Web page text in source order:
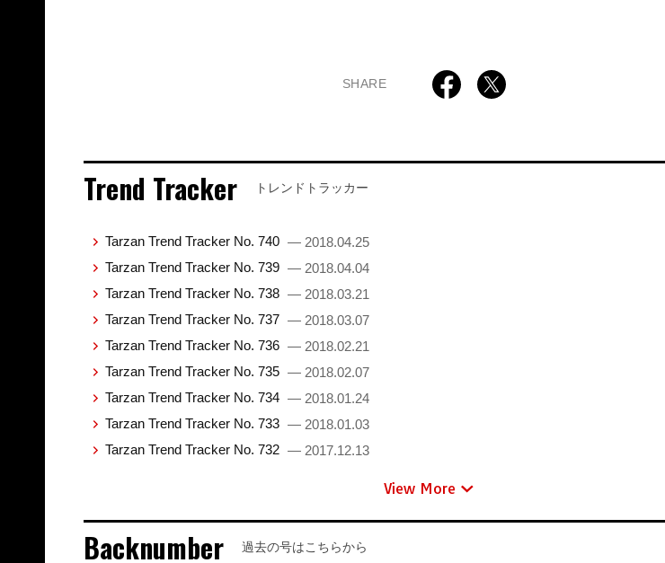
SHARE
Trend Tracker トレンドトラッカー
Tarzan Trend Tracker No. 740 — 2018.04.25
Tarzan Trend Tracker No. 739 — 2018.04.04
Tarzan Trend Tracker No. 738 — 2018.03.21
Tarzan Trend Tracker No. 737 — 2018.03.07
Tarzan Trend Tracker No. 736 — 2018.02.21
Tarzan Trend Tracker No. 735 — 2018.02.07
Tarzan Trend Tracker No. 734 — 2018.01.24
Tarzan Trend Tracker No. 733 — 2018.01.03
Tarzan Trend Tracker No. 732 — 2017.12.13
View More
Backnumber 過去の号はこちらから